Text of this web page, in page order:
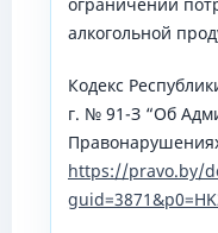
алкогольной
Кодекс
г. № 91-З “Об
https://pravo.by/